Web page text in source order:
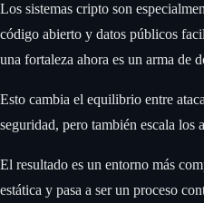
Los sistemas cripto son
código abierto y datos públicos
una fortaleza ahora es un arma de
Esto cambia el equilibrio entre
seguridad, pero también escala los
El resultado es un entorno más
estática y pasa a ser un proceso